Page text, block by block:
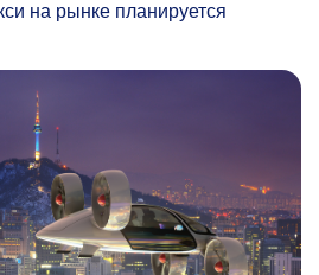
на рынке планируется